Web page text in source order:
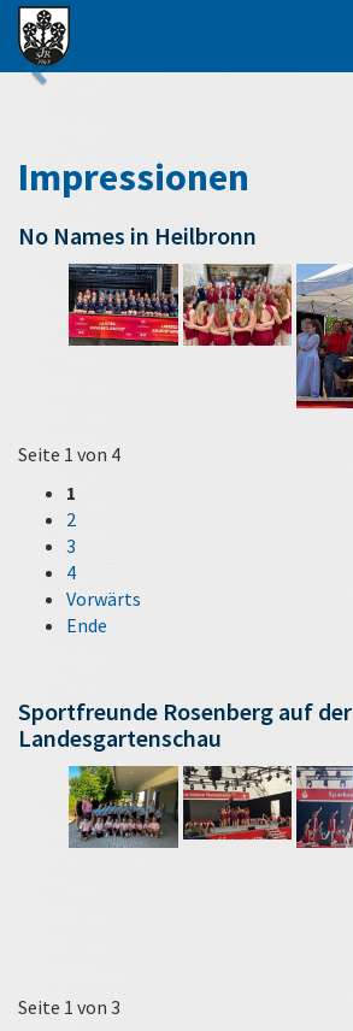
Impressionen
No Names in Heilbronn
Seite 1 von 4
1
2
3
4
Vorwärts
Ende
Sportfreunde Rosenberg auf der
Landesgartenschau
Seite 1 von 3